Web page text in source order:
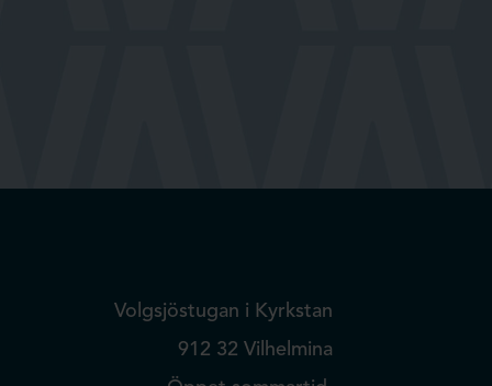
Volgsjöstugan i Kyrkstan
912 32 Vilhelmina